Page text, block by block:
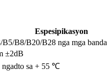
Espesipikasyon
B8/B20/B28 nga mga banda
±2dB
sa + 55 ℃